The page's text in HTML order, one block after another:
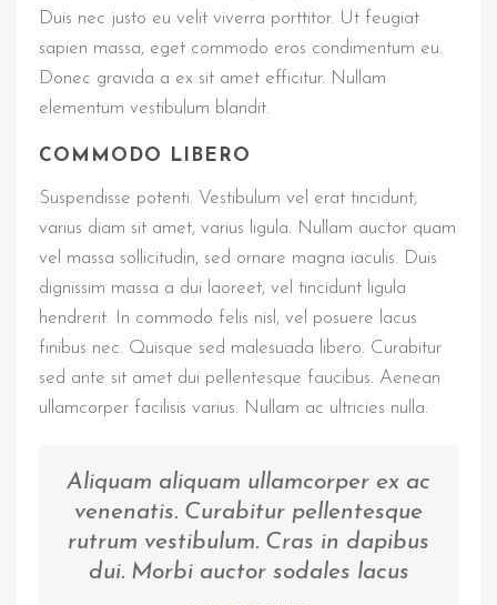
Duis nec justo eu velit viverra porttitor. Ut feugiat
sapien massa, eget commodo eros condimentum eu.
Donec gravida a ex sit amet efficitur. Nullam
elementum vestibulum blandit.
COMMODO LIBERO
Suspendisse potenti. Vestibulum vel erat tincidunt,
varius diam sit amet, varius ligula. Nullam auctor quam
vel massa sollicitudin, sed ornare magna iaculis. Duis
dignissim massa a dui laoreet, vel tincidunt ligula
hendrerit. In commodo felis nisl, vel posuere lacus
finibus nec. Quisque sed malesuada libero. Curabitur
sed ante sit amet dui pellentesque faucibus. Aenean
ullamcorper facilisis varius. Nullam ac ultricies nulla.
Aliquam aliquam ullamcorper ex ac
venenatis. Curabitur pellentesque
rutrum vestibulum. Cras in dapibus
dui. Morbi auctor sodales lacus